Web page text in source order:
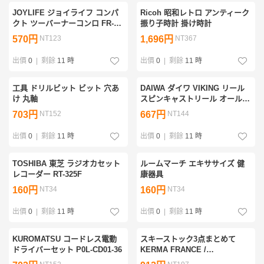
JOYLIFE ジョイライフ コンパ
クト ツーバーナーコンロ FR-
0393 屋外専用 ガスコンロ
570円 NT123
出價 0 剩餘 11 時
Ricoh 昭和レトロ アンティーク
振り子時計 掛け時計
1,696円 NT367
出價 0 剩餘 11 時
工具 ドリルビット ビット 穴あ
け 丸軸
703円 NT152
出價 0 剩餘 11 時
DAIWA ダイワ VIKING リール
スピンキャストリール オールド
ビンテージリール
667円 NT144
出價 0 剩餘 11 時
TOSHIBA 東芝 ラジオカセット
レコーダー RT-325F
160円 NT34
出價 0 剩餘 11 時
ルームマーチ エキササイズ 健
康器具
160円 NT34
出價 0 剩餘 11 時
KUROMATSU コードレス電動
ドライバーセット P0L-CD01-36
スキーストック3点まとめて
KERMA FRANCE /
ROSSIGNOL / XERES